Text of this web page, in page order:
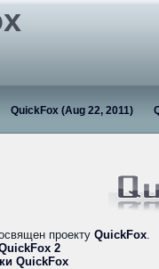
QuickFox (Aug 22, 2011)
проекту QuickFox.
2
QuickFox